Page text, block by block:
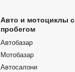
Авто и мотоциклы с
пробегом
Автобазар
Мотобазар
Автосалони